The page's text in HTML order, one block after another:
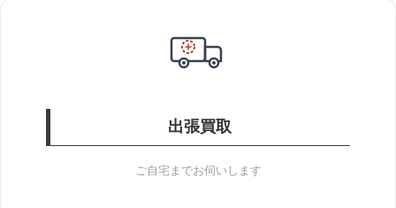
出張買取
ご自宅までお伺いします